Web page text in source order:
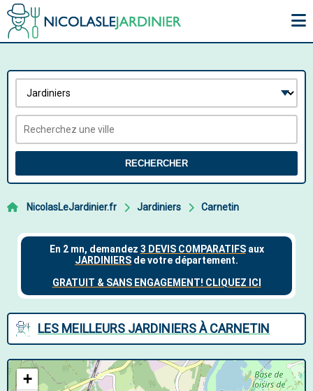
RECHERCHER
NicolasLeJardinier.fr Jardiniers Carnetin
LES MEILLEURS JARDINIERS À CARNETIN
+